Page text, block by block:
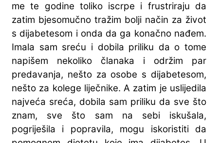
me te godine toliko iscrpe i frustriraju da
zatim bjesomučno tražim bolji način za život
s dijabetesom i onda da ga konačno nađem.
Imala sam sreću i dobila priliku da o tome
napišem nekoliko članaka i održim par
predavanja, nešto za osobe s dijabetesom,
nešto za kolege liječnike. A zatim je uslijedila
najveća sreća, dobila sam priliku da sve što
znam, sve što sam na sebi iskušala,
pogriješila i popravila, mogu iskoristiti da